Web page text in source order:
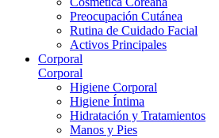
Preocupación Cutánea
Rutina de Cuidado Facial
Activos Principales
Corporal
Corporal
Higiene Corporal
Higiene Íntima
Hidratación y Tratamientos
Manos y Pies